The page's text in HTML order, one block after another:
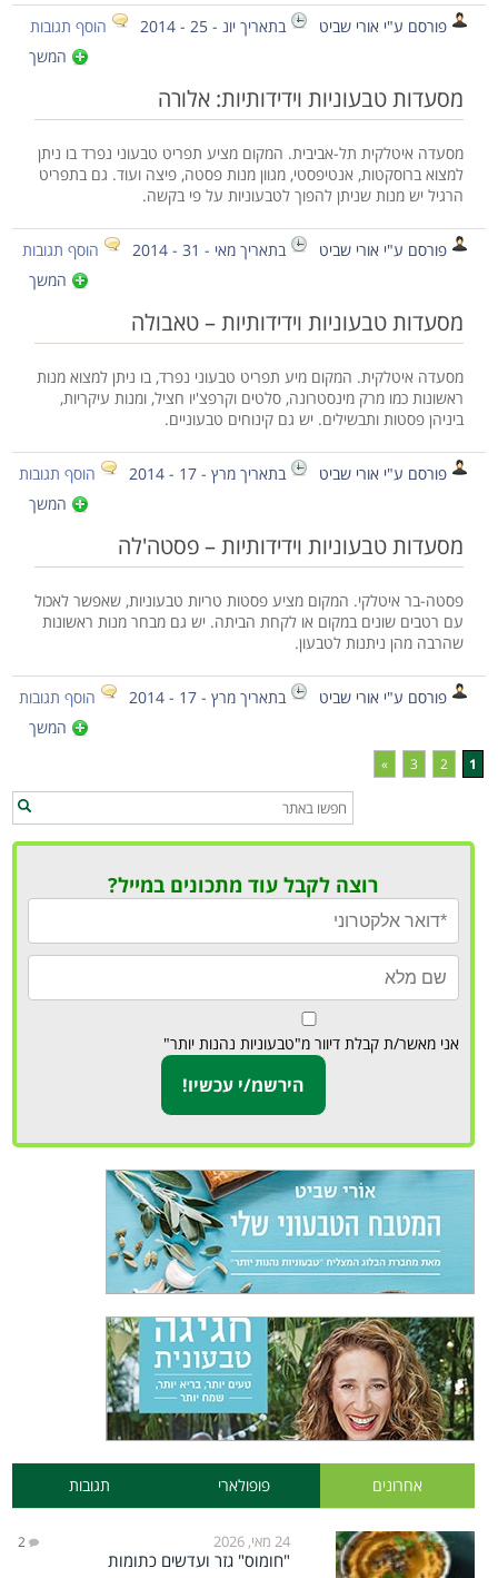
פורסם ע"י אורי שביט בתאריך יונ - 25 - 2014
הוסף תגובות
המשך
מסעדות טבעוניות וידידותיות: אלורה
מסעדה איטלקית תל-אביבית. המקום מציע תפריט טבעוני נפרד בו ניתן
למצוא ברוסקטות, אנטיפסטי, מגוון מנות פסטה, פיצה ועוד. גם בתפריט
הרגיל יש מנות שניתן להפוך לטבעוניות על פי בקשה.
פורסם ע"י אורי שביט בתאריך מאי - 31 - 2014
הוסף תגובות
המשך
מסעדות טבעוניות וידידותיות – טאבולה
מסעדה איטלקית. המקום מיע תפריט טבעוני נפרד, בו ניתן למצוא מנות
ראשונות כמו מרק מינסטרונה, סלטים וקרפצ'יו חציל, ומנות עיקריות,
ביניהן פסטות ותבשילים. יש גם קינוחים טבעוניים.
פורסם ע"י אורי שביט בתאריך מרץ - 17 - 2014
הוסף תגובות
המשך
מסעדות טבעוניות וידידותיות – פסטה'לה
פסטה-בר איטלקי. המקום מציע פסטות טריות טבעוניות, שאפשר לאכול
עם רטבים שונים במקום או לקחת הביתה. יש גם מבחר מנות ראשונות
שהרבה מהן ניתנות לטבעון.
פורסם ע"י אורי שביט בתאריך מרץ - 17 - 2014
הוסף תגובות
המשך
1
2
3
»
רוצה לקבל עוד מתכונים במייל?
אני מאשר/ת קבלת דיוור מ"טבעוניות נהנות יותר"
אחרונים פופולארי תגובות
24 מאי, 2026 2
"חומוס" גזר ועדשים כתומות